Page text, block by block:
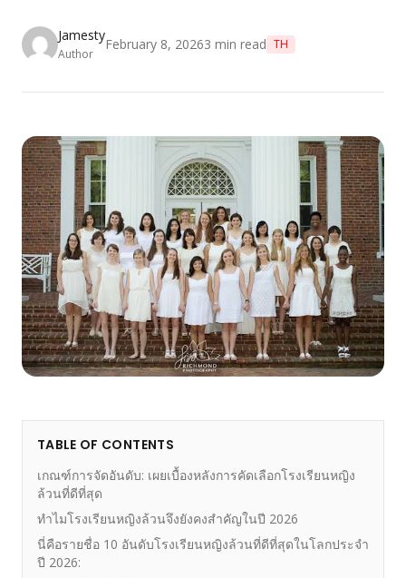
Jamesty
Author
February 8, 20263 min read TH
TABLE OF CONTENTS
เกณฑ์การจัดอันดับ: เผยเบื้องหลังการคัดเลือกโรงเรียนหญิง
ล้วนที่ดีที่สุด
ทำไมโรงเรียนหญิงล้วนจึงยังคงสำคัญในปี 2026
นี่คือรายชื่อ 10 อันดับโรงเรียนหญิงล้วนที่ดีที่สุดในโลกประจำ
ปี 2026: